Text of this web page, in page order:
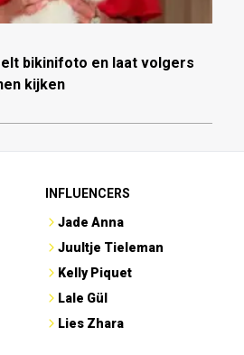
bikinifoto en laat volgers
kijken
INFLUENCERS
Jade Anna
Juultje Tieleman
Kelly Piquet
Lale Gül
Lies Zhara